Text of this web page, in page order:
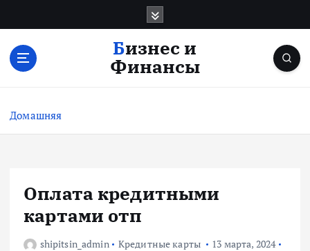
с
Бизнес и
Финансы
Домашняя
Оплата кредитными
картами отп
shipitsin_admin Кредитные карты
13 марта, 2024